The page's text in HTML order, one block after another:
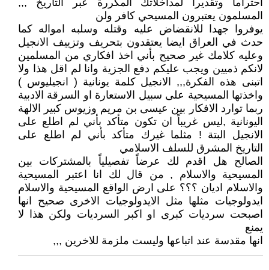
احتراما وتقديراً لمداخلاتك المكررة عبر التاريخ ,,,
المسلمون يعتبرون المسيحي كافر ولن
يوفروا جهدا للانقضاض عليه وقتله وسلبه امواله كما
حدث في العراق ايضا يعتقدون بتحريف وتزييف الانجيل
وعليه كلامك غير صحيح بأني اخذ افكاري من المسلمين
لانكم ذميين ويجب عليكم دفع الجزية وانا لم اقل هذا ولا
اتبنى هذه الفكرة,,, الانجيل كلمة يونانية ( انجيليوس )
واخذتها المسيحية على سبيل الاستعارة او السرقة الادبية
ربما توارد الافكار بين عيسى بن مريم وزيوس كبير الالهة
اليونانية ,ليس غريباً ان تكون متأكد بأني لم اطلع على
الانجيل البتة ! مثلما غيرك متأكد بأني لم اطلع على
التاريخ المشرق للسلف الاسلامي
الصالح هل اقدم لك عرضاً تفصيلياً بالمشتركات بين
المسيحية والاسلام , من قال لك انا اعتبر المسيحية
والاسلام اديان ؟؟؟ على ارض الواقع المسيحية والاسلام
ايدولوجيات مثلها مثل الايدولوجيات الاخرى صحيح انها
اصبحت سرديات كبرى او اكبر السرديات ولكن هذا لا
يمنع
انها مقدسة عند اتباعها وليست ملزمة للاخرين ,,,